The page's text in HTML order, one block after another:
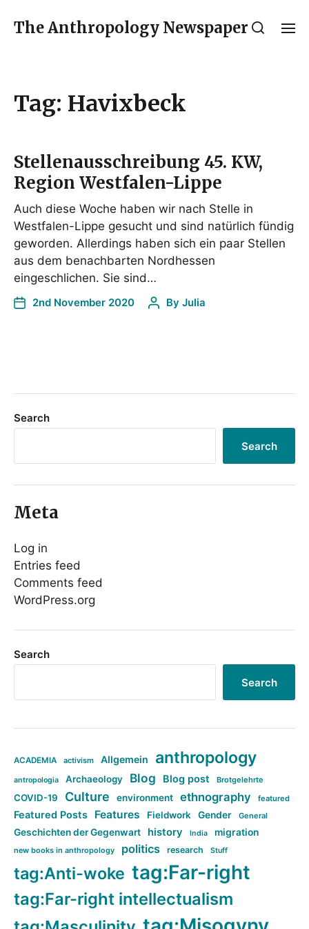
The Anthropology Newspaper
Tag: Havixbeck
Stellenausschreibung 45. KW,
Region Westfalen-Lippe
Auch diese Woche haben wir nach Stelle in
Westfalen-Lippe gesucht und sind natürlich fündig
geworden. Allerdings haben sich ein paar Stellen
aus dem benachbarten Nordhessen
eingeschlichen. Sie sind…
2nd November 2020 By Julia
Search
Search
Meta
Log in
Entries feed
Comments feed
WordPress.org
Search
Search
ACADEMIA activism Allgemein anthropology
antropologia Archaeology Blog Blog post Brotgelehrte
COVID-19 Culture environment ethnography featured
Featured Posts Features Fieldwork Gender General
Geschichten der Gegenwart history India migration
new books in anthropology politics research Stuff
tag:Anti-woke tag:Far-right
tag:Far-right intellectualism